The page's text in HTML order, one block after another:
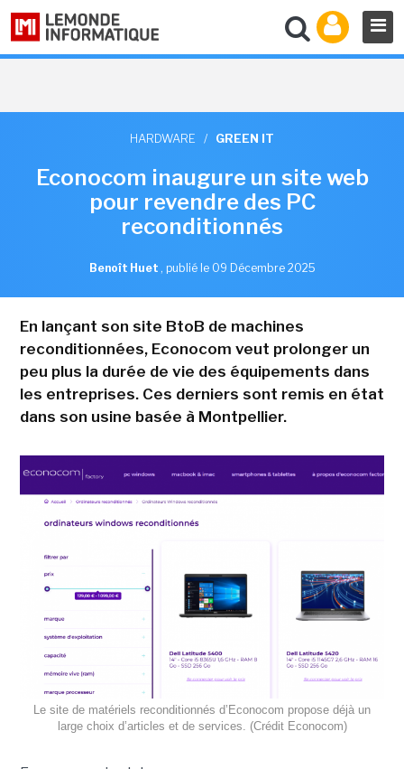
HARDWARE / GREEN IT
Econocom inaugure un site web
pour revendre des PC
reconditionnés
Benoît Huet , publié le 09 Décembre 2025
En lançant son site BtoB de machines
reconditionnées, Econocom veut prolonger un
peu plus la durée de vie des équipements dans
les entreprises. Ces derniers sont remis en état
dans son usine basée à Montpellier.
Le site de matériels reconditionnés d’Econocom propose déjà un
large choix d’articles et de services. (Crédit Econocom)